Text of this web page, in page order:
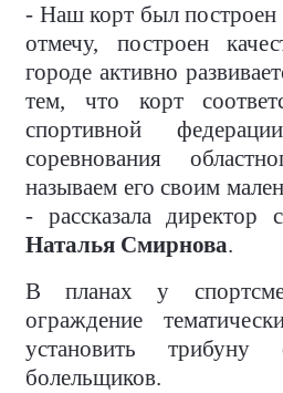
- Наш корт был построен
отмечу, построен
городе активно
тем, что корт
спортивной
соревнования
называем его своим
- рассказала директор
Наталья Смирнова.
В планах у
ограждение
установить
болельщиков.